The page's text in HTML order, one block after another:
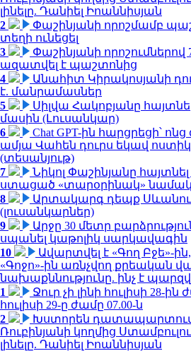
լինելը. Դանիել Իոաննիսյան
2
Փաշինյանի որոշմամբ
տեղի ունեցել
3
Փաշինյանի
ազատվել է պաշտոնից
4
Անահիտ Կիրակոսյանի
է. մանրամասներ
5
Սիլվա Հակոբյանը
մասին (Լուսանկար)
6
Chat GPT-ին հարցրեցի՝
ամյա Վահեն դուրս եկավ
(տեսանյութ)
7
Նիկոլ Փաշինյանը
ստացած «տարօրինակ»
8
Արտակարգ դեպք
(լուսանկարներ)
9
Արջը 30 մետր
սպանել կաթոլիկ սարկավագին
10
Ավարտվել է «Գող Բջե»-
«Գոջո»-ին առնչվող քրեական
նախաքննությունը. ինչ է
1
Ջուր չի լինի հուլիսի 28-ին
հուլիսի 29-ը ժամը 07.00-ն
2
Խստորեն դատապարտում
Ռուբինյանի կողմից
լինելը. Դանիել Իոաննիսյան